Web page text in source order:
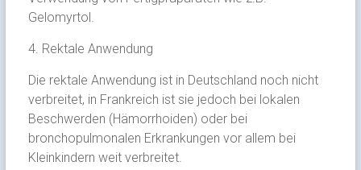
Gelomyrtol.
4. Rektale Anwendung
Die rektale Anwendung ist in Deutschland noch nicht
verbreitet, in Frankreich ist sie jedoch bei lokalen
Beschwerden (Hämorrhoiden) oder bei
bronchopulmonalen Erkrankungen vor allem bei
Kleinkindern weit verbreitet.